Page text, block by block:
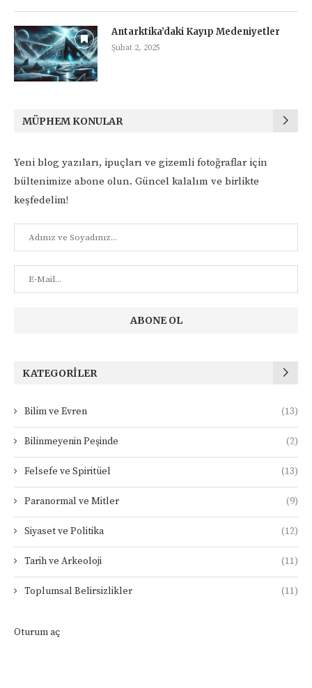
Antarktika’daki Kayıp Medeniyetler
Şubat 2, 2025
MÜPHEM KONULAR
Yeni blog yazıları, ipuçları ve gizemli fotoğraflar için
bültenimize abone olun. Güncel kalalım ve birlikte
keşfedelim!
KATEGORILER
Bilim ve Evren (13)
Bilinmeyenin Peşinde (2)
Felsefe ve Spiritüel (13)
Paranormal ve Mitler (9)
Siyaset ve Politika (12)
Tarih ve Arkeoloji (11)
Toplumsal Belirsizlikler (11)
Oturum aç